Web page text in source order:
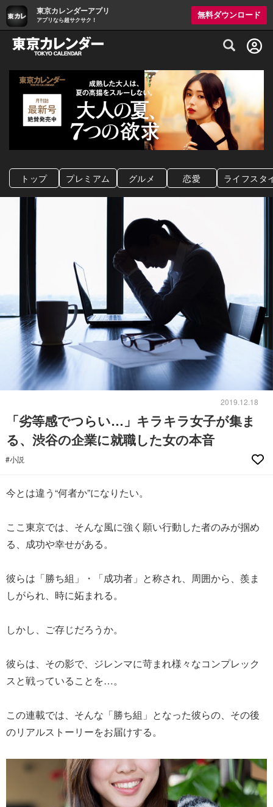
東京カレンダーアプリ
アプリなら超サクサク！
無料ダウンロード
グルメ情報・プレミアムレストラン予約
トップ プレミアム グルメ 恋愛 ライフスタ
2019.12.18
「劣等感でつらい…」キラキラ女子が集ま
る、渋谷の企業に就職した女の本音
#小説
今とは違う“何者か”になりたい。
ここ東京では、そんな風に強く願い行動した者のみが掴め
る、成功や幸せがある。
彼らは「勝ち組」・「成功者」と称され、周囲から、羨ま
しがられ、時に妬まれる。
しかし、ご存じだろうか。
彼らは、その影で、ジレンマに苛まれ様々なコンプレック
スと戦っていることを…。
この連載では、そんな「勝ち組」となった彼らの、その後
のリアルストーリーをお届けする。